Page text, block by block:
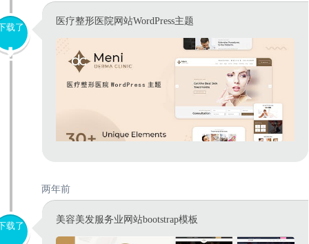
载了
医疗整形医院网站WordPress主题
两年前
载了
美容美发服务业网站bootstrap模板